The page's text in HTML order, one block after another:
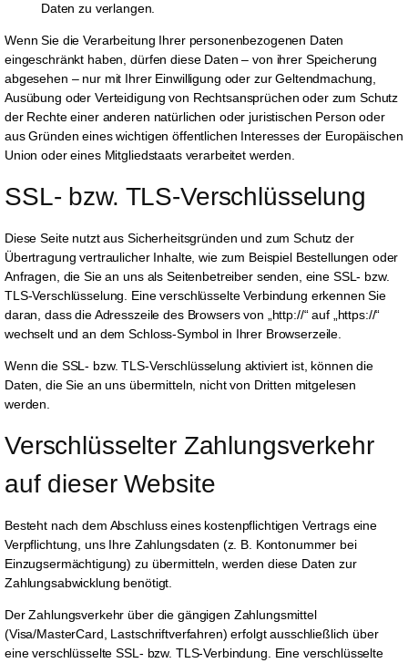
Daten zu verlangen.
Wenn Sie die Verarbeitung Ihrer personenbezogenen Daten
eingeschränkt haben, dürfen diese Daten – von ihrer Speicherung
abgesehen – nur mit Ihrer Einwilligung oder zur Geltendmachung,
Ausübung oder Verteidigung von Rechtsansprüchen oder zum Schutz
der Rechte einer anderen natürlichen oder juristischen Person oder
aus Gründen eines wichtigen öffentlichen Interesses der Europäischen
Union oder eines Mitgliedstaats verarbeitet werden.
SSL- bzw. TLS-Verschlüsselung
Diese Seite nutzt aus Sicherheitsgründen und zum Schutz der
Übertragung vertraulicher Inhalte, wie zum Beispiel Bestellungen oder
Anfragen, die Sie an uns als Seitenbetreiber senden, eine SSL- bzw.
TLS-Verschlüsselung. Eine verschlüsselte Verbindung erkennen Sie
daran, dass die Adresszeile des Browsers von „http://“ auf „https://“
wechselt und an dem Schloss-Symbol in Ihrer Browserzeile.
Wenn die SSL- bzw. TLS-Verschlüsselung aktiviert ist, können die
Daten, die Sie an uns übermitteln, nicht von Dritten mitgelesen
werden.
Verschlüsselter Zahlungsverkehr
auf dieser Website
Besteht nach dem Abschluss eines kostenpflichtigen Vertrags eine
Verpflichtung, uns Ihre Zahlungsdaten (z. B. Kontonummer bei
Einzugsermächtigung) zu übermitteln, werden diese Daten zur
Zahlungsabwicklung benötigt.
Der Zahlungsverkehr über die gängigen Zahlungsmittel
(Visa/MasterCard, Lastschriftverfahren) erfolgt ausschließlich über
eine verschlüsselte SSL- bzw. TLS-Verbindung. Eine verschlüsselte